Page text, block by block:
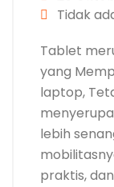
Tidak
Tablet
yang
laptop,
lebih
praktis,